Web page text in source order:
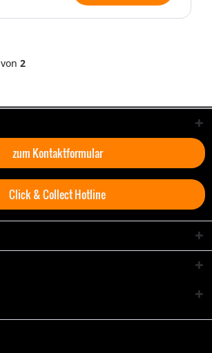
von 2
zum Kontaktformular
Click & Collect Hotline